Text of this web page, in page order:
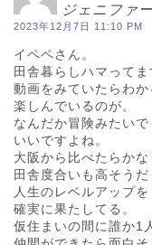
ジェニファ
2023年12月7日 11:10 PM
イペペさん。
田舎暮らしハマってま
動画をみていたらわか
楽しんでいるのが。
なんだか冒険みたいで
いいですよね。
大阪から比べたらかな
田舎度合いも高そうだ
人生のレベルアップを
確実に果たしてる。
仮住まいの間に誰か1